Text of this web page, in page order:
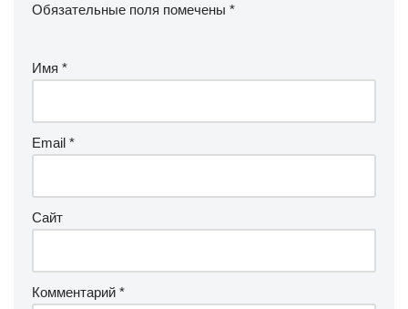
Обязательные поля помечены *
Имя *
Email *
Сайт
Комментарий *